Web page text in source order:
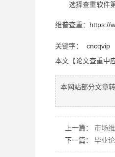
选择查重软件第
维普查重： https://
关键字： cncqvip
本文【论文查重中
本网站部分文章
上一篇： 市场
下一篇： 毕业